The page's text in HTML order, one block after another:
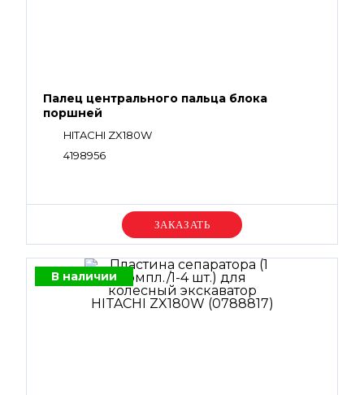
Палец центрального пальца блока
поршней
HITACHI ZX180W
4198956
Уточняйте цену
В наличии